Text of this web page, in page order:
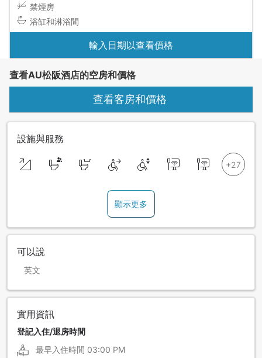
禁煙房
浴缸和淋浴間
輸入日期以查看價格
查看AU松阪酒店的空房和價格
查看客房和價格
設施與服務
顯示更多
可以說
英文
實用資訊
登記入住/退房時間
最早入住時間 03:00 PM